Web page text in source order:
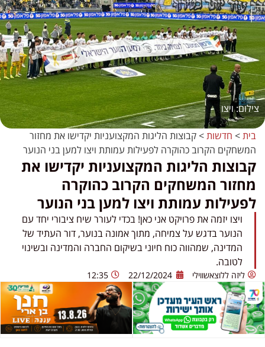
ויצו
בית> חדשות>קבוצות הליגות המקצועניות יקדישו את מחזור
המשחקים הקרוב כהוקרה לפעילות עמותת ויצו למען בני הנוער
קבוצות הליגות המקצועניות יקדישו את
מחזור המשחקים הקרוב כהוקרה
לפעילות עמותת ויצו למען בני הנוער
ויצו יזמה את פרויקט אני כאן! בכדי לעורר שיח ציבורי יחד עם
הנוער בדגש על צמיחה, מתוך אמונה בנוער, דור העתיד של
המדינה, שמהווה כוח חיוני בשיקום החברה והמדינה ובשינוי
לטובה.
ליזה ללוצאשווילי 22/12/2024
12:35